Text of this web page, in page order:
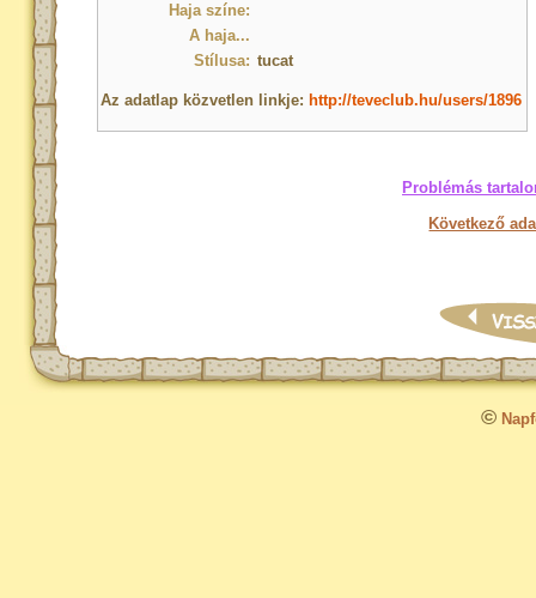
Haja színe:
A haja...
Stílusa: tucat
Az adatlap közvetlen linkje: http://teveclub.hu/users/1896
Problémás
Következő
©